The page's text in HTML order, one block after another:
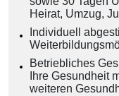
Heirat, Umzug,
Individuell
Betriebliches
Ihre Gesundheit
weiteren